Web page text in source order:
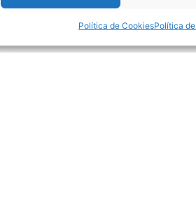
Política de CookiesPolítica